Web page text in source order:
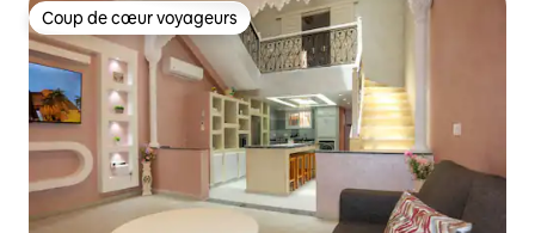
Coup de cœur voyageurs
Coup de cœur voyageurs